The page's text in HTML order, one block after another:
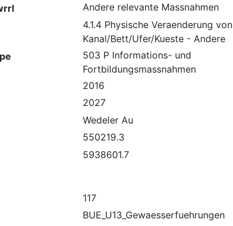
Andere relevante Massnahmen
4.1.4 Physische Veraenderung von
Kanal/Bett/Ufer/Kueste - Andere
503 P Informations- und
Fortbildungsmassnahmen
2016
2027
Wedeler Au
550219.3
5938601.7
117
BUE_U13_Gewaesserfuehrungen